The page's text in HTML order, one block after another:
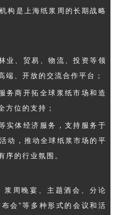
构是上海纸浆周的长期战略
、贸易、物流、投资等领
端、开放的交流合作平台；
商开拓全球浆纸市场和造
方位的支持；
体经济服务，支持服务于
动，推动全球纸浆市场的平
序的行业氛围。
浆周晚宴、主题酒会、分论
会”等多种形式的会议和活